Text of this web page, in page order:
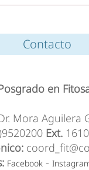
Contacto
en
Mora Aguilera
Ext. 1610
Facebook -